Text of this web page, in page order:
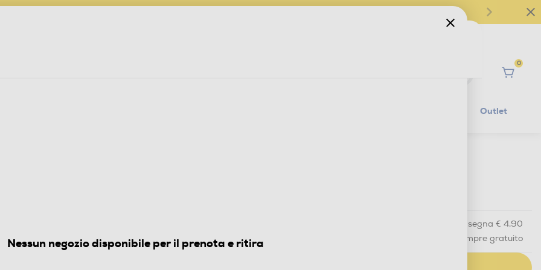
0
Outlet
Arc) 2137 -86520
con consegna € 4,90
in 30 minuti e sempre gratuito
Nessun negozio disponibile per il prenota e ritira